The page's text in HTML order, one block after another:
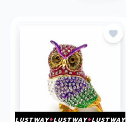
LUSTWAY LUSTWAY LUSTWAY